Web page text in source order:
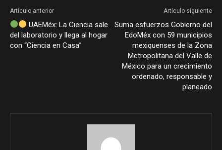
Artículo anterior
UAEMéx: La Ciencia sale
del laboratorio y llega al hogar
con “Ciencia en Casa”
Artículo siguiente
Suma esfuerzos Gobierno del
EdoMéx con 59 municipios
mexiquenses de la Zona
Metropolitana del Valle de
México para un crecimiento
ordenado, responsable y
planeado